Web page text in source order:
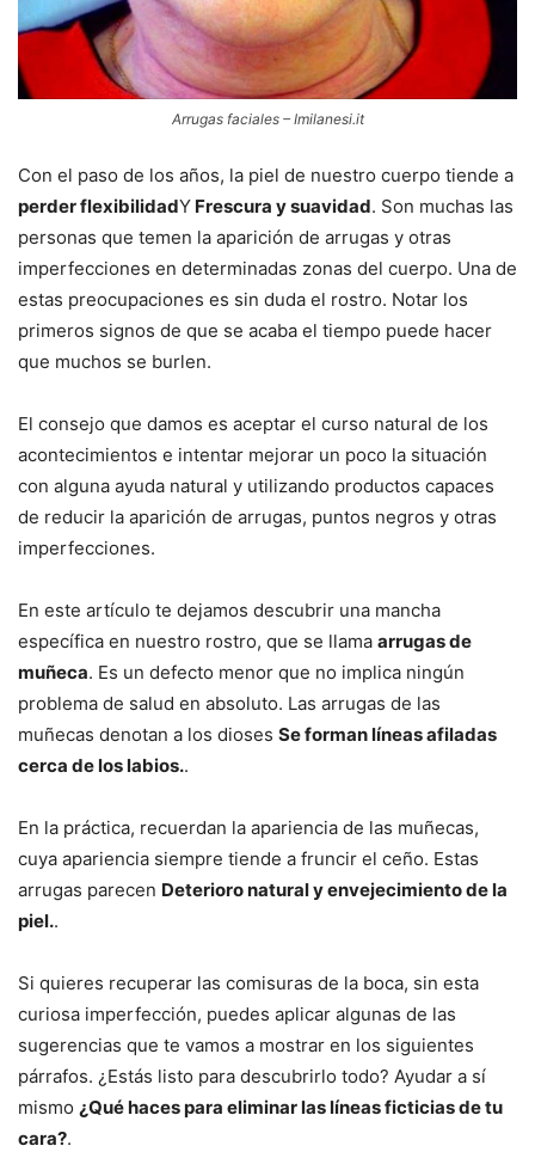
Arrugas faciales – Imilanesi.it
Con el paso de los años, la piel de nuestro cuerpo tiende a
perder flexibilidadY Frescura y suavidad. Son muchas las
personas que temen la aparición de arrugas y otras
imperfecciones en determinadas zonas del cuerpo. Una de
estas preocupaciones es sin duda el rostro. Notar los
primeros signos de que se acaba el tiempo puede hacer
que muchos se burlen.
El consejo que damos es aceptar el curso natural de los
acontecimientos e intentar mejorar un poco la situación
con alguna ayuda natural y utilizando productos capaces
de reducir la aparición de arrugas, puntos negros y otras
imperfecciones.
En este artículo te dejamos descubrir una mancha
específica en nuestro rostro, que se llama arrugas de
muñeca. Es un defecto menor que no implica ningún
problema de salud en absoluto. Las arrugas de las
muñecas denotan a los dioses Se forman líneas afiladas
cerca de los labios..
En la práctica, recuerdan la apariencia de las muñecas,
cuya apariencia siempre tiende a fruncir el ceño. Estas
arrugas parecen Deterioro natural y envejecimiento de la
piel..
Si quieres recuperar las comisuras de la boca, sin esta
curiosa imperfección, puedes aplicar algunas de las
sugerencias que te vamos a mostrar en los siguientes
párrafos. ¿Estás listo para descubrirlo todo? Ayudar a sí
mismo ¿Qué haces para eliminar las líneas ficticias de tu
cara?.